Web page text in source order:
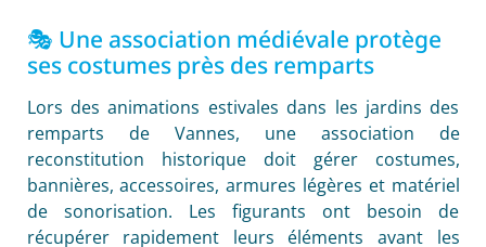
🎭 Une association médiévale protège
ses costumes près des remparts
Lors des animations estivales dans les jardins des
remparts de Vannes, une association de
reconstitution historique doit gérer costumes,
bannières, accessoires, armures légères et matériel
de sonorisation. Les figurants ont besoin de
récupérer rapidement leurs éléments avant les